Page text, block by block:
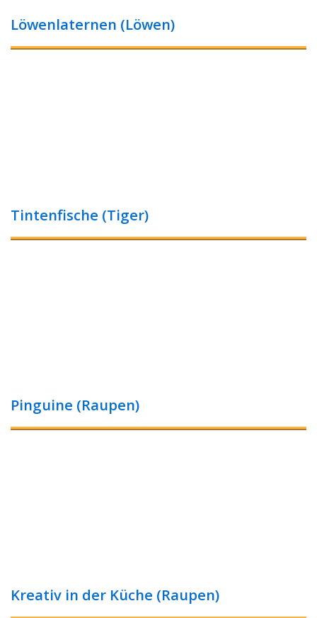
Löwenlaternen (Löwen)
Tintenfische (Tiger)
Pinguine (Raupen)
Kreativ in der Küche (Raupen)